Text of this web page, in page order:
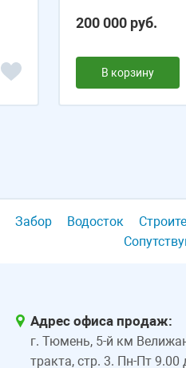
200 000 руб.
В корзину
Забор Водосток
Адрес офиса продаж:
г. Тюмень, 5-й км
тракта, стр. 3. Пн-Пт 9.00